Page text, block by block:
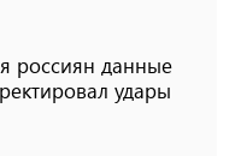
россиян данные
удары